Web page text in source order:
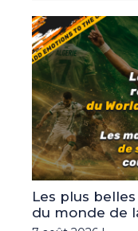
Les plus
du monde de